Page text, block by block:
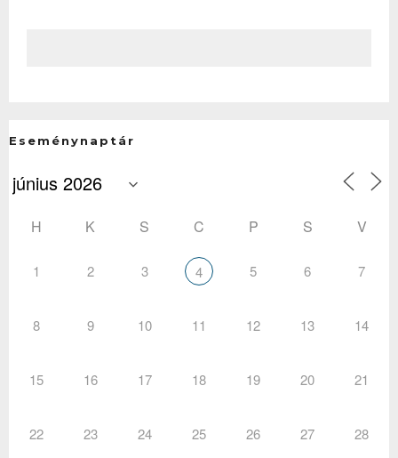
Eseménynaptár
H K S C P S V
1 2 3 4 5 6 7
8 9 10 11 12 13 14
15 16 17 18 19 20 21
22 23 24 25 26 27 28